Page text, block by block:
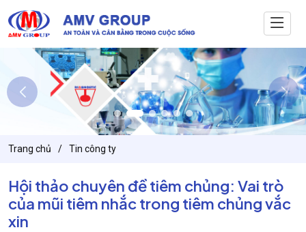
Trang chủ Tin công ty
Hội thảo chuyên đề tiêm chủng: Vai trò
của mũi tiêm nhắc trong tiêm chủng vắc
xin